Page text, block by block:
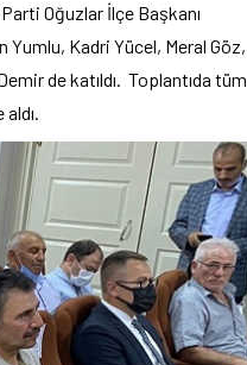
Oğuzlar İlçe Başkanı
Yumlu, Kadri Yücel, Meral Göz,
de katıldı. Toplantıda tüm